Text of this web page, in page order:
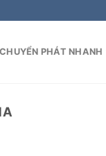
CHUYỂN PHÁT NHANH